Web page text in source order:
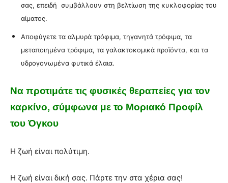
σας, επειδή συμβάλλουν στη βελτίωση της κυκλοφορίας του
αίματος.
Αποφύγετε τα αλμυρά τρόφιμα, τηγανητά τρόφιμα, τα
μεταποιημένα τρόφιμα, τα γαλακτοκομικά προϊόντα, και τα
υδρογονωμένα φυτικά έλαια.
Να προτιμάτε τις φυσικές θεραπείες για τον
καρκίνο, σύμφωνα με το Μοριακό Προφίλ
του Όγκου
Η ζωή είναι πολύτιμη.
Η ζωή είναι δική σας. Πάρτε την στα χέρια σας!